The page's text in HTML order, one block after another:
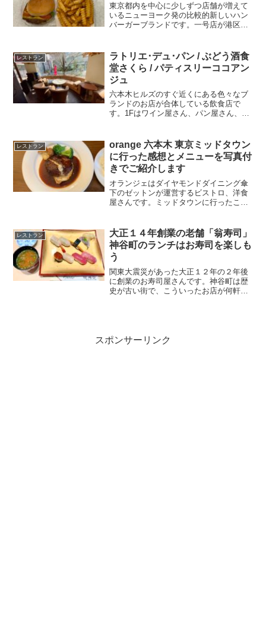
東京都内を中心に少しずつ店舗が増えて
いるニューヨーク発の比較的新しいハン
バーガーブランドです。一号店が港区の
バーガー屋さんです。※前に花畑牧場カ
フェがあった場所ですが、...
レストラン
ラトリエ･デュ･パン / ぶどう酒食
堂さくら / パティスリーココアン
ジュ
六本木ヒルズのすぐ近くにある色々なブ
ランドのお店が合体している飲食店で
す。1Fはワイン屋さん、パン屋さん、ケ
んが・・）パン屋さんで買ったものはレ
ストランで食べることがで...
レストラン
orange 六本木 東京ミッドタウン
に行った感想とメニューを写真付
きでご紹介します
オランジェはダイヤモンドダイニング傘
下のゼットンが運営するビストロ、洋食
屋さんです。ミッドタウンに行ったこと
のではないでしょうか。ミッドタウンの
敷地内にあるので、昼でも...
レストラン
大正１４年創業の老舗「翁寿司」
神谷町のランチはお寿司を楽しも
う
関東大震災があった大正１２年の２年後
に創業のお寿司屋さんです。神谷町は歴
史が古い街で、こういったお店が何軒か
スポンサーリンク